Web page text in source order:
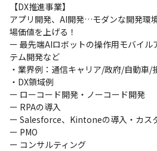
【DX推進事業】
アプリ開発、AI開発…モダンな開発環
場価値を上げる！
ー 最先端AIロボットの操作用モバイ
テム開発など
・業界例：通信キャリア/政府/自動車/
・DX領域例
ー ローコード開発・ノーコード開発
ー RPAの導入
ー Salesforce、Kintoneの導入・カス
ー PMO
ー コンサルティング